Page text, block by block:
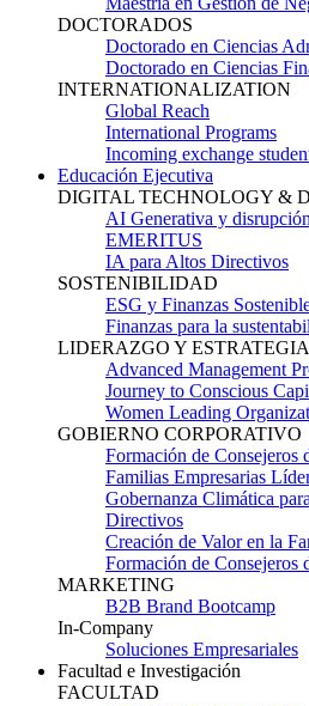
DOCTORADOS
Doctorado en Ciencias
Doctorado en Ciencias
INTERNATIONALIZATION
Global Reach
International Programs
Incoming exchange
Educación Ejecutiva
DIGITAL TECHNOLOGY &
AI Generativa y
EMERITUS
IA para Altos Directivos
SOSTENIBILIDAD
ESG y Finanzas
Finanzas para la
LIDERAZGO Y ESTRATEGIA
Advanced Management
Journey to Conscious
Women Leading
GOBIERNO CORPORATIVO
Formación de Consejeros
Familias Empresarias
Gobernanza Climática
Directivos
Creación de Valor en la
Formación de Consejeros
MARKETING
B2B Brand Bootcamp
In-Company
Soluciones Empresariales
Facultad e Investigación
FACULTAD